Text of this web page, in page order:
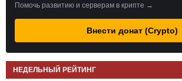
Помочь развитию и серверам в крипте →
Внести донат (Crypto)
НЕДЕЛЬНЫЙ РЕЙТИНГ